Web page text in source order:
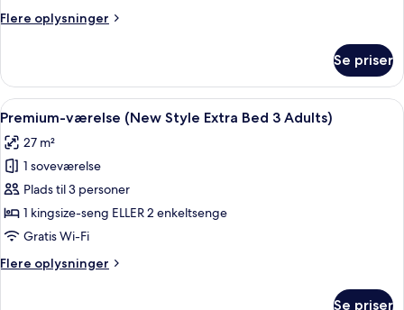
Flere oplysninger
Flere
værelse
(New
Style)
Se priser
Indlæs
alle
billeder
af
Premium-
værelse
(New
Extra
Minibar, pengeskab på værelset,
8
Premium-værelse (New Style Extra Bed 3 Adults)
27 m²
1 soveværelse
Plads til 3 personer
1 kingsize-seng ELLER 2 enkeltsenge
Gratis Wi-Fi
Flere oplysninger
Flere
Se priser